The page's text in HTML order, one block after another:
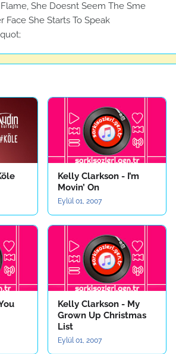
She Doesnt Seem The Sme
Face She Starts To Speak
Kelly Clarkson - I’m
Movin’ On
Eylül 01, 2007
Kelly Clarkson - My
Grown Up Christmas
List
Eylül 01, 2007